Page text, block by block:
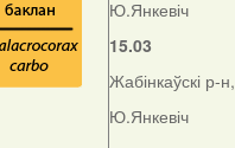
Ю.Янкевіч
15.03
Жабінкаўскі р-н,
Ю.Янкевіч